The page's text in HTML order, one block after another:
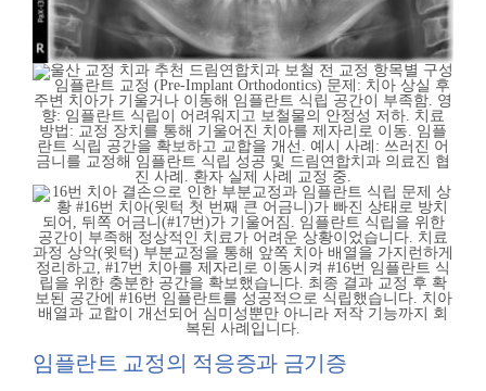
임플란트 교정의 적응증과 금기증